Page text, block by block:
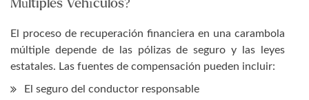
Múltiples Vehículos?
El proceso de recuperación financiera en una carambola
múltiple depende de las pólizas de seguro y las leyes
estatales. Las fuentes de compensación pueden incluir:
El seguro del conductor responsable